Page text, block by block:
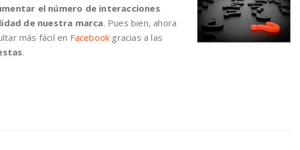
el número de interacciones
de nuestra marca. Pues bien, ahora
más fácil en Facebook gracias a las
.